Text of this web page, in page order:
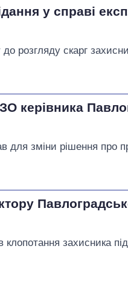
у справі
до розгляду скарг
керівника
для зміни рішення про
захисника